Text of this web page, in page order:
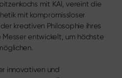
mit KAI, vereint die
mit kompromissloser
kreativen Philosophie ihres
entwickelt, um höchste
innovativen und